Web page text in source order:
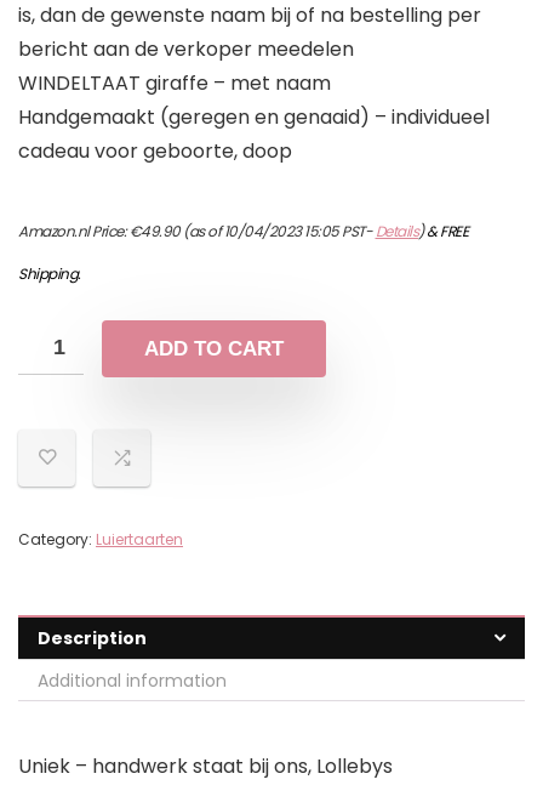
is, dan de gewenste naam bij of na bestelling per
bericht aan de verkoper meedelen
WINDELTAAT giraffe – met naam
Handgemaakt (geregen en genaaid) – individueel
cadeau voor geboorte, doop
Amazon.nl Price:€49.90(as of 10/04/2023 15:05 PST-Details)&FREE
Shipping.
ADD TO CART
Category: Luiertaarten
Description
Additional information
Uniek – handwerk staat bij ons, Lollebys